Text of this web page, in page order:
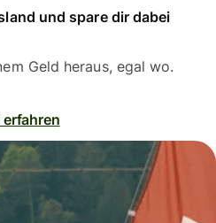
und spare dir dabei
Geld heraus, egal wo.
erfahren